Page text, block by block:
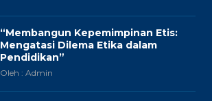
“Membangun Kepemimpinan Etis:
Mengatasi Dilema Etika dalam
Pendidikan”
Oleh : Admin